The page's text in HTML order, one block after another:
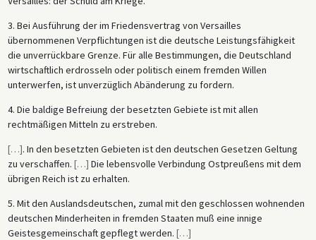
3. Bei Ausführung der im Friedensvertrag von Versailles
übernommenen Verpflichtungen ist die deutsche Leistungsfähigkeit
die unverrückbare Grenze. Für alle Bestimmungen, die Deutschland
wirtschaftlich erdrosseln oder politisch einem fremden Willen
unterwerfen, ist unverzüglich Abänderung zu fordern.
4. Die baldige Befreiung der besetzten Gebiete ist mit allen
rechtmäßigen Mitteln zu erstreben.
[…]. In den besetzten Gebieten ist den deutschen Gesetzen Geltung
zu verschaffen. […] Die lebensvolle Verbindung Ostpreußens mit dem
übrigen Reich ist zu erhalten.
5. Mit den Auslandsdeutschen, zumal mit den geschlossen wohnenden
deutschen Minderheiten in fremden Staaten muß eine innige
Geistesgemeinschaft gepflegt werden. […]